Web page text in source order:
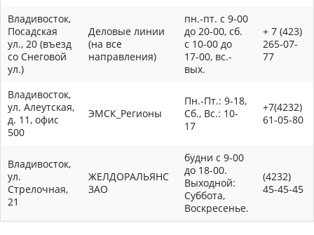
Владивосток,
Посадская
ул., 20 (въезд
со Снеговой
ул.)
Деловые линии
(на все
направления)
пн.-пт. с 9-00
до 20-00, сб.
с 10-00 до
17-00, вс.-
вых.
+ 7 (423)
265-07-
77
Владивосток,
ул. Алеутская,
д. 11, офис
500
ЭМСК_Регионы
Пн.-Пт.: 9-18,
Сб., Вс.: 10-
17
+7(4232)
61-05-80
Владивосток,
ул.
Стрелочная,
21
ЖЕЛДОРАЛЬЯНС
ЗАО
будни с 9-00
до 18-00.
Выходной:
Суббота,
Воскресенье.
(4232)
45-45-45